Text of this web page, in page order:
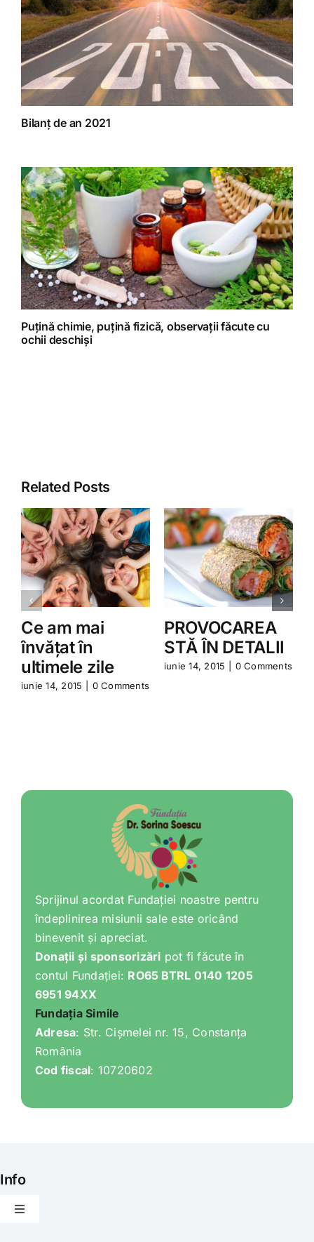
Bilanț de an 2021
Puțină chimie, puțină fizică, observații făcute cu
ochii deschiși
Related Posts
Ce am mai
învățat în
ultimele zile
iunie 14, 2015 0 Comments
PROVOCAREA
STĂ ÎN DETALII
iunie 14, 2015 0 Comments
Sprijinul acordat Fundației noastre pentru
îndeplinirea misiunii sale este oricând
binevenit și apreciat.
Donații și sponsorizări pot fi făcute în
contul Fundației: RO65 BTRL 0140 1205
6951 94XX
Fundația Simile
Adresa: Str. Cișmelei nr. 15, Constanța
România
Cod fiscal: 10720602
Info
Toggle